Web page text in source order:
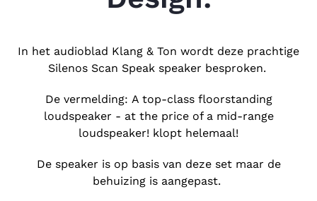
In het audioblad Klang & Ton wordt deze prachtige
Silenos Scan Speak speaker besproken.
De vermelding: A top-class floorstanding
loudspeaker - at the price of a mid-range
loudspeaker! klopt helemaal!
De speaker is op basis van deze set maar de
behuizing is aangepast.